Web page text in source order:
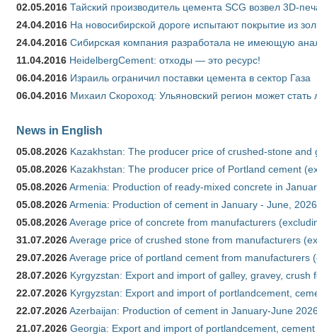
02.05.2016 Тайский производитель цемента SCG возвел 3D-
24.04.2016 На новосибирской дороге испытают покрытие из
24.04.2016 Сибирская компания разработала не имеющую
11.04.2016 HeidelbergCement: отходы — это ресурс!
06.04.2016 Израиль ограничил поставки цемента в сектор Газа
06.04.2016 Михаил Скороход: Ульяновский регион может
News in English
05.08.2026 Kazakhstan: The producer price of crushed-stone and
05.08.2026 Kazakhstan: The producer price of Portland cement
05.08.2026Armenia: Production of ready-mixed concrete in
05.08.2026Armenia: Production of cement in January - June, 2026
05.08.2026Average price of concrete from manufacturers
31.07.2026Average price of crushed stone from manufacturers
29.07.2026Average price of portland cement from manufacturers
28.07.2026 Kyrgyzstan: Export and import of galley, gravey,
22.07.2026 Kyrgyzstan: Export and import of portlandcement,
22.07.2026Azerbaijan: Production of cement in January-June
21.07.2026 Georgia: Export and import of portlandcement,